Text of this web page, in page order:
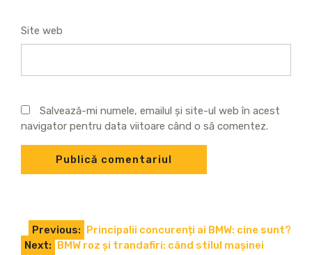
Site web
Salvează-mi numele, emailul și site-ul web în acest
navigator pentru data viitoare când o să comentez.
Navigare
Previous: Principalii concurenți ai BMW: cine sunt?
Next: BMW roz și trandafiri: când stilul mașinei